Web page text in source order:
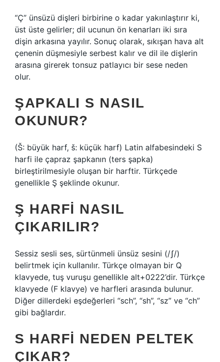
“Ç” ünsüzü dişleri birbirine o kadar yakınlaştırır ki,
üst üste gelirler; dil ucunun ön kenarları iki sıra
dişin arkasına yayılır. Sonuç olarak, sıkışan hava alt
çenenin düşmesiyle serbest kalır ve dil ile dişlerin
arasına girerek tonsuz patlayıcı bir sese neden
olur.
ŞAPKALI S NASIL
OKUNUR?
(Š: büyük harf, š: küçük harf) Latin alfabesindeki S
harfi ile çapraz şapkanın (ters şapka)
birleştirilmesiyle oluşan bir harftir. Türkçede
genellikle Ş şeklinde okunur.
Ş HARFI NASIL
ÇIKARILIR?
Sessiz sesli ses, sürtünmeli ünsüz sesini (/ʃ/)
belirtmek için kullanılır. Türkçe olmayan bir Q
klavyede, tuş vuruşu genellikle alt+0222’dir. Türkçe
klavyede (F klavye) ve harfleri arasında bulunur.
Diğer dillerdeki eşdeğerleri “sch”, “sh”, “sz” ve “ch”
gibi bağlardır.
S HARFI NEDEN PELTEK
ÇIKAR?